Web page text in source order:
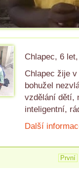
Chlapec, 6
Chlapec žije
bohužel
vzdělání dětí,
inteligentní,
Další
První